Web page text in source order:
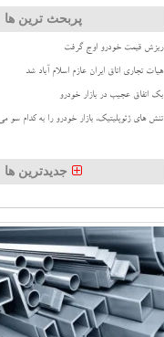
پربحث ترین ها
ریزش قیمت خودرو اوج گرفت
هیات تجاری اتاق ایران عازم اسلام آباد شد
بک اتفاق عجیب در بازار خودرو
تنش های ژئوپلیتیک، بازار خودرو را به کدام سو
جدیدترین ها